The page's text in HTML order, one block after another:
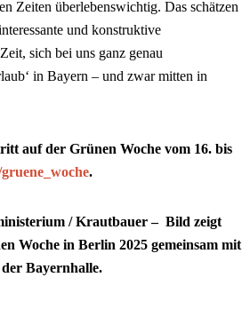
Zeiten überlebenswichtig. Das schätzen
und konstruktive
sich bei uns ganz genau
in Bayern – und zwar mitten in
auf der Grünen Woche vom 16. bis
.
/ Krautbauer – Bild zeigt
Woche in Berlin 2025 gemeinsam mit
Bayernhalle.